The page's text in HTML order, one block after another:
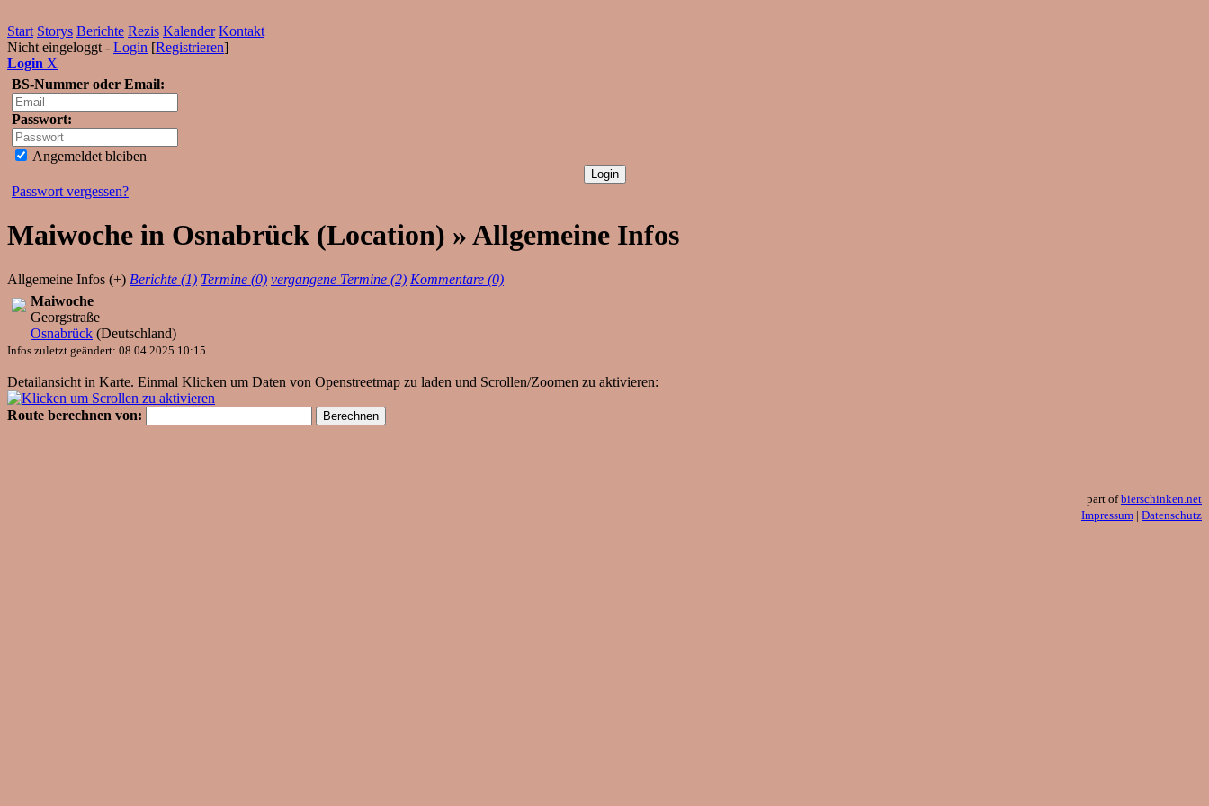
Start Storys Berichte Rezis Kalender Kontakt
Nicht eingeloggt - Login [Registrieren]
Login X
BS-Nummer oder Email:
Passwort:
Angemeldet bleiben
Passwort vergessen?
Maiwoche in Osnabrück (Location) » Allgemeine Infos
Allgemeine Infos (+) Berichte (1) Termine (0) vergangene Termine (2) Kommentare (0)
Maiwoche
Georgstraße
Osnabrück (Deutschland)
Infos zuletzt geändert: 08.04.2025 10:15
Detailansicht in Karte. Einmal Klicken um Daten von Openstreetmap zu laden und Scrollen/Zoomen zu aktivieren:
Route berechnen von:
part ofbierschinken.net
Impressum | Datenschutz